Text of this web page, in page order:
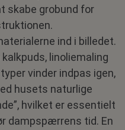
skabe grobund for
ind i billedet.
linoliemaling
vinder indpas igen,
husets naturlige
hvilket er essentielt
dampspærrens tid. En